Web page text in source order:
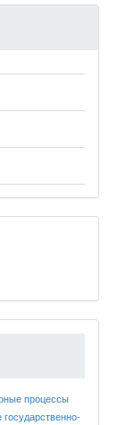
процессы
государственно-